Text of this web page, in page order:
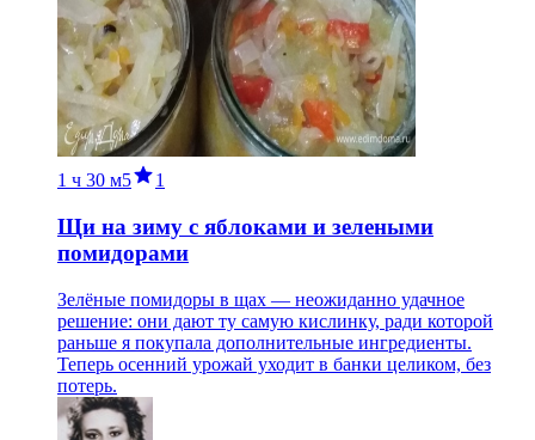
1 ч 30 м5 1
Щи на зиму с яблоками и зелеными
помидорами
Зелёные помидоры в щах — неожиданно удачное
решение: они дают ту самую кислинку, ради которой
раньше я покупала дополнительные ингредиенты.
Теперь осенний урожай уходит в банки целиком, без
потерь.